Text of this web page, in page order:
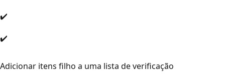
✔️
✔️
Adicionar itens filho a uma lista de verificação